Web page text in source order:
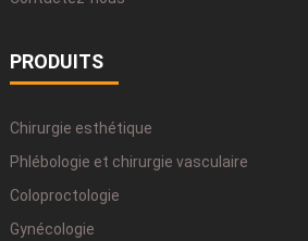
PRODUITS
Chirurgie esthétique
Phlébologie et chirurgie vasculaire
Coloproctologie
Gynécologie